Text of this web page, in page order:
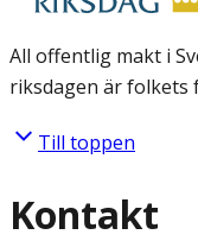
All offentlig makt i
riksdagen är folkets
Till toppen
Kontakt